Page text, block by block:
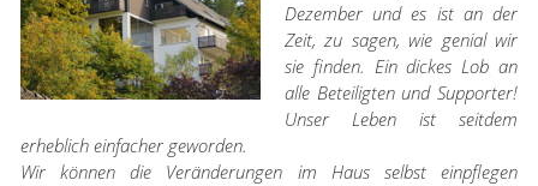
Dezember und es ist an der
Zeit, zu sagen, wie genial wir
sie finden. Ein dickes Lob an
alle Beteiligten und Supporter!
Unser Leben ist seitdem
erheblich einfacher geworden.
Wir können die Veränderungen im Haus selbst einpflegen